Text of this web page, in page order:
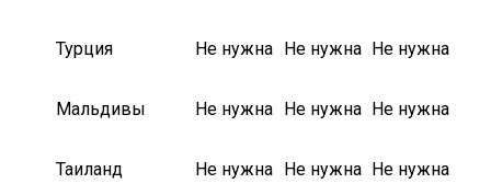
Турция Не нужна Не нужна Не нужна
Мальдивы Не нужна Не нужна Не нужна
Таиланд Не нужна Не нужна Не нужна